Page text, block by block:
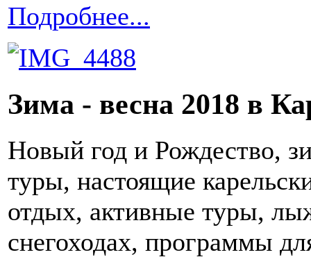
Подробнее...
Зима - весна 2018 в
Новый год и Рождество,
туры, настоящие
отдых, активные туры,
снегоходах, программы